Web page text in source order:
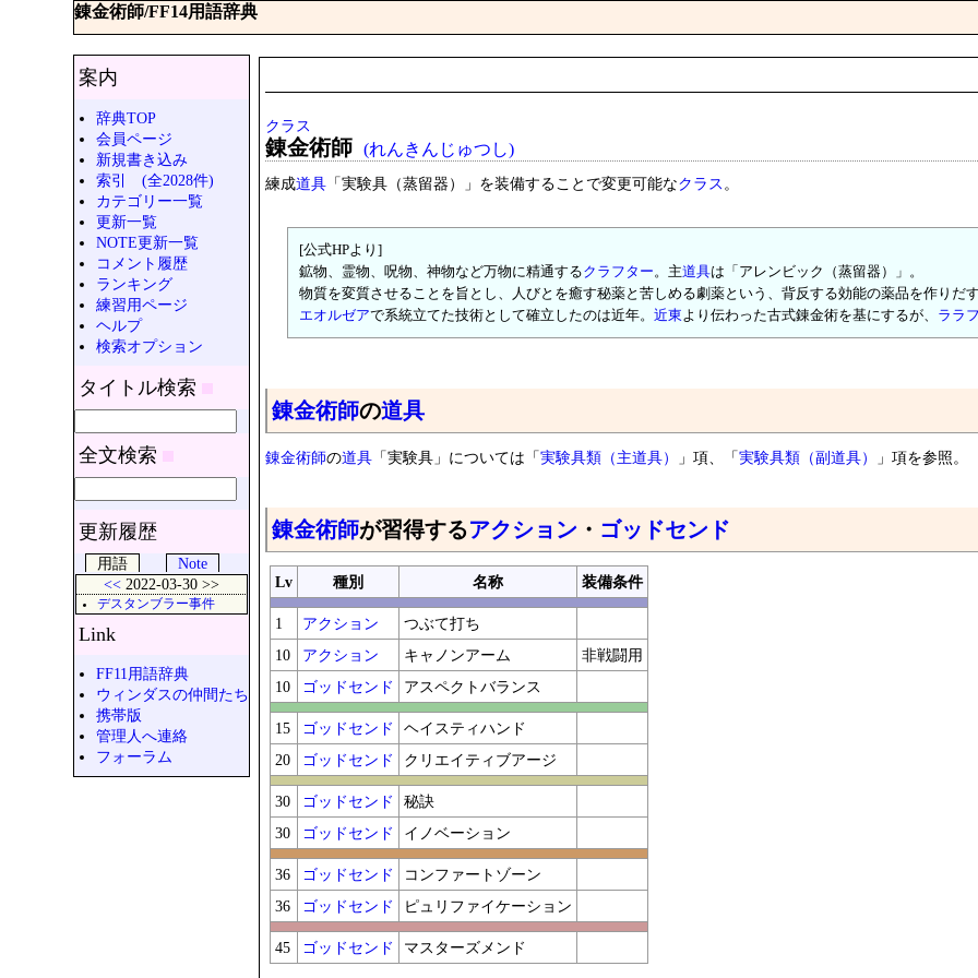
錬金術師/FF14用語辞典
案内
辞典TOP
会員ページ
新規書き込み
索引 (全2028件)
カテゴリー一覧
更新一覧
NOTE更新一覧
コメント履歴
ランキング
練習用ページ
ヘルプ
検索オプション
タイトル検索
全文検索
更新履歴
用語
Note
<< 2022-03-30 >>
デスタンブラー事件
Link
FF11用語辞典
ウィンダスの仲間たち
携帯版
管理人へ連絡
フォーラム
クラス
錬金術師 (れんきんじゅつし)
練成道具 「実験具（蒸留器）」を装備することで変更可能なクラス 。
[公式HPより]
鉱物、霊物、呪物、神物など万物に精通するクラフター。主道具は「アレンビック（蒸留器）」。
物質を変質させることを旨とし、人びとを癒す秘薬と苦しめる劇薬という、背反する効能の薬品を作りだ
エオルゼアで系統立てた技術として確立したのは近年。近東より伝わった古式錬金術を基にするが、 ララ
錬金術師の道具
錬金術師の道具 「実験具」については「実験具類（主道具） 」項、「実験具類（副道具） 」項を参照。
錬金術師が習得するアクション ・ ゴッドセンド
Lv 種別 名称 装備条件
1 アクション
つぶて打ち
10
アクション キャノンアーム
非戦闘用
10
ゴッドセンド アスペクトバランス
15 ゴッドセンド
ヘイスティハンド
20
ゴッドセンド クリエイティブアージ
30 ゴッドセンド
秘訣
30
ゴッドセンド イノベーション
36 ゴッドセンド
コンファートゾーン
36
ゴッドセンド ピュリファイケーション
45 ゴッドセンド マスターズメンド